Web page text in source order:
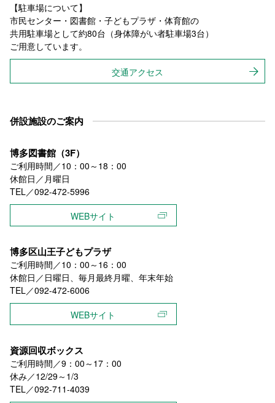
【駐車場について】
市民センター・図書館・子どもプラザ・体育館の
共用駐車場として約80台（身体障がい者駐車場3台）
ご用意しています。
交通アクセス
併設施設のご案内
博多図書館（3F）
ご利用時間／10：00～18：00
休館日／月曜日
TEL／092-472-5996
WEBサイト
博多区山王子どもプラザ
ご利用時間／10：00～16：00
休館日／日曜日、毎月最終月曜、年末年始
TEL／092-472-6006
WEBサイト
資源回収ボックス
ご利用時間／9：00～17：00
休み／12/29～1/3
TEL／092-711-4039